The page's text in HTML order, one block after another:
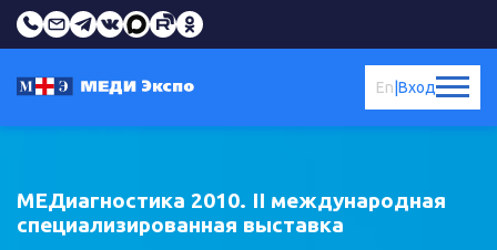
Вход
En
МЕДиагностика 2010. II международная
специализированная выставка